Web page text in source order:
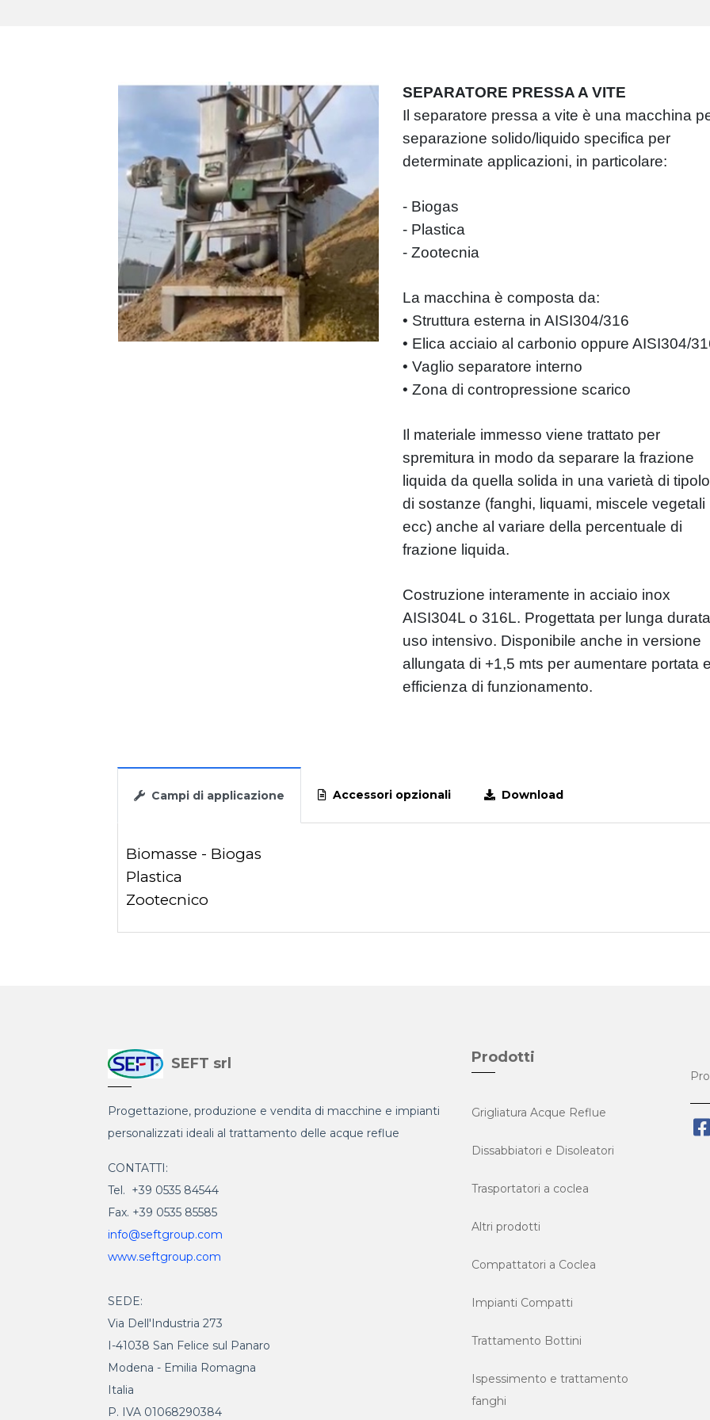
SEPARATORE PRESSA A VITE
Il separatore pressa a vite è una macchina
separazione solido/liquido specifica per
determinate applicazioni, in particolare:
- Biogas
- Plastica
- Zootecnia
La macchina è composta da:
• Struttura esterna in AISI304/316
• Elica acciaio al carbonio oppure AISI304/
• Vaglio separatore interno
• Zona di contropressione scarico
Il materiale immesso viene trattato per
spremitura in modo da separare la frazione
liquida da quella solida in una varietà di
di sostanze (fanghi, liquami, miscele vegetali
ecc) anche al variare della percentuale di
frazione liquida.
Costruzione interamente in acciaio inox
AISI304L o 316L. Progettata per lunga
uso intensivo. Disponibile anche in versione
allungata di +1,5 mts per aumentare portata
efficienza di funzionamento.
Campi di applicazione Accessori opzionali Download
Biomasse - Biogas
Plastica
Zootecnico
SEFT srl
Progettazione, produzione e vendita di macchine e impianti
personalizzati ideali al trattamento delle acque reflue
CONTATTI:
Tel. +39 0535 84544
Fax. +39 0535 85585
info@seftgroup.com
www.seftgroup.com
SEDE:
Via Dell'Industria 273
I-41038 San Felice sul Panaro
Modena - Emilia Romagna
Italia
P. IVA 01068290384
Prodotti
Grigliatura Acque Reflue
Dissabbiatori e Disoleatori
Trasportatori a coclea
Altri prodotti
Compattatori a Coclea
Impianti Compatti
Trattamento Bottini
Ispessimento e trattamento
fanghi